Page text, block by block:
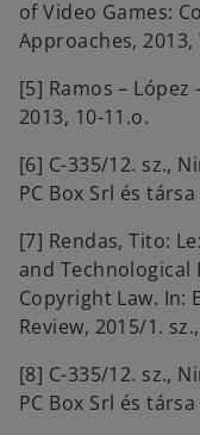
of Video Games:
Approaches, 2013,
[5] Ramos – López
2013, 10-11.o.
[6] C-335/12. sz.,
PC Box Srl és
[7] Rendas, Tito:
and Technological
Copyright Law. In:
Review, 2015/1.
[8] C-335/12. sz.,
PC Box Srl és